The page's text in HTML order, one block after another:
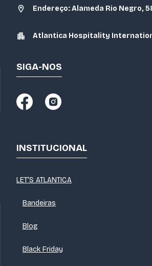
Endereço: Alameda Rio Negro,
Atlantica Hospitality
SIGA-NOS
INSTITUCIONAL
LET'S ATLANTICA
Bandeiras
Blog
Black Friday